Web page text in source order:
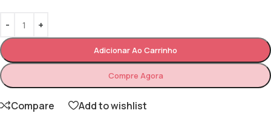
Adicionar Ao Carrinho
Compre Agora
Compare Add to wishlist